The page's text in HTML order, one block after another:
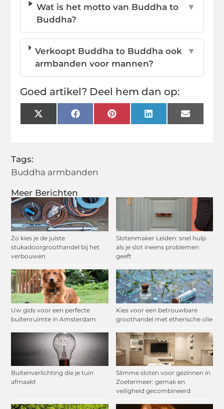
Meer Berichten
Zo kies je de juiste
stukadoorgroothandel bij het
verbouwen
Slotenmaker Leiden: snel hulp
als je slot ineens problemen
geeft
Uw gids voor een perfecte
buitenruimte in Amsterdam
Kies voor een betrouwbare
groothandel met etherische olie
Buitenverlichting die je tuin
afmaakt
Slimme sloten voor gezinnen in
Zoetermeer: gemak en
veiligheid gecombineerd
Wat is het motto van Buddha to
Buddha?
▼
Verkoopt Buddha to Buddha ook
armbanden voor mannen?
▼
Goed artikel? Deel hem dan op:
X
(Twitter)
FacebookPinterestLinkedInEmail
Tags:
Buddha armbanden